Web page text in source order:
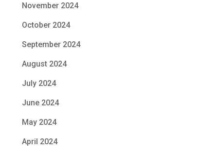
November 2024
October 2024
September 2024
August 2024
July 2024
June 2024
May 2024
April 2024